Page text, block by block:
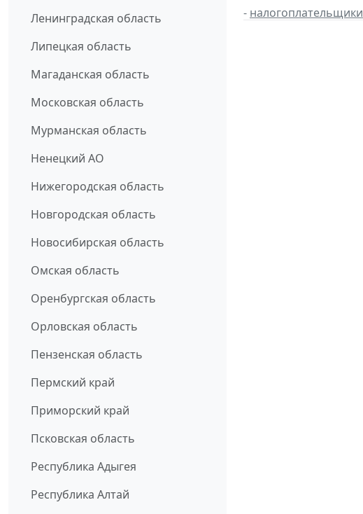
Ленинградская область
Липецкая область
Магаданская область
Московская область
Мурманская область
Ненецкий АО
Нижегородская область
Новгородская область
Новосибирская область
Омская область
Оренбургская область
Орловская область
Пензенская область
Пермский край
Приморский край
Псковская область
Республика Адыгея
Республика Алтай
- налогоплательщики